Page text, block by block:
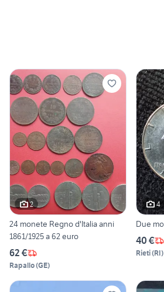
2
24 monete Regno d'Italia anni
1861/1925 a 62 euro
62 €
Rapallo(GE)
4
Due
40 €
Rieti(RI)